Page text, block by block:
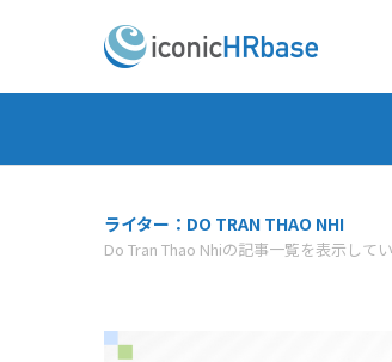
ライター：DO TRAN THAO NHI
Do Tran Thao Nhiの記事一覧を表示してい